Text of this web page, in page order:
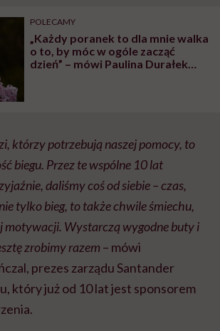
POLECAMY
„Każdy poranek to dla mnie walka
o to, by móc w ogóle zacząć
dzień” – mówi Paulina Durałek
którzy potrzebują naszej pomocy, to
biegu. Przez te wspólne 10 lat
daliśmy coś od siebie – czas,
tylko bieg, to także chwile śmiechu,
motywacji. Wystarczą wygodne buty i
zrobimy razem – mówi
prezes zarządu Santander
który już od 10 lat jest sponsorem